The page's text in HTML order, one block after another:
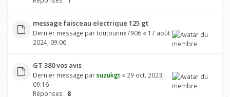
message faisceau electrique 125 gt
Dernier message partoutounne7906« 17 août
2024, 09:06
GT 380 vos avis
Dernier message parsuzukgt« 29 oct. 2023,
09:16
Réponses : 8